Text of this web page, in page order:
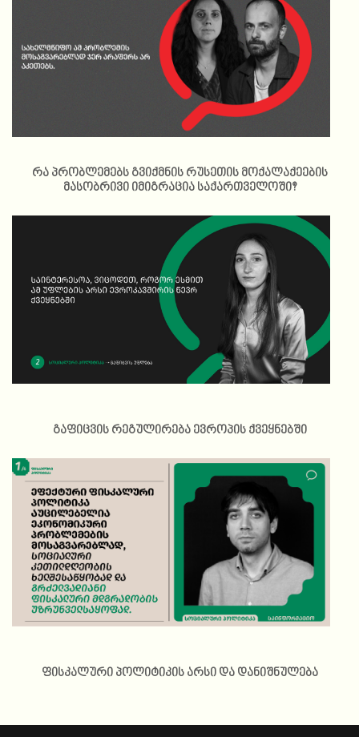
რა პრობლემებს გვიქმნის რუსეთის მოქალაქეების
მასობრივი იმიგრაცია საქართველოში?
გაფიცვის რეგულირება ევროპის ქვეყნებში
ფისკალური პოლიტიკის არსი და დანიშნულება